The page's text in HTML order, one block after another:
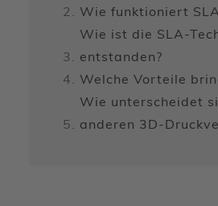
Wie funktioniert
Wie ist die SLA-
entstanden?
Welche Vorteile
Wie unterscheidet
anderen 3D-